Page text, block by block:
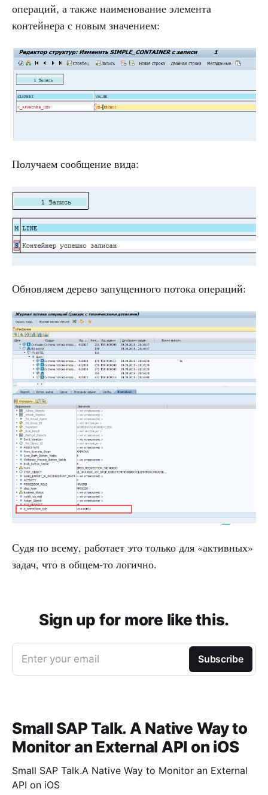
операций, а также наименование элемента
контейнера с новым значением:
Получаем сообщение вида:
Обновляем дерево запущенного потока операций:
Судя по всему, работает это только для «активных»
задач, что в общем-то логично.
Sign up for more like this.
Enter your email Subscribe
Small SAP Talk. A Native Way to
Monitor an External API on iOS
Small SAP Talk.A Native Way to Monitor an External
API on iOS